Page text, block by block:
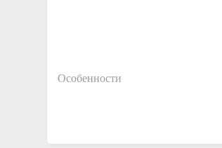
Особенности